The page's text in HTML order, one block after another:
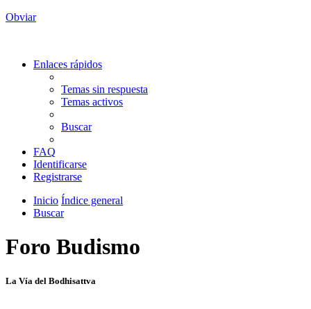
Obviar
Enlaces rápidos
Temas sin respuesta
Temas activos
Buscar
FAQ
Identificarse
Registrarse
Inicio Índice general
Buscar
Foro Budismo
La Vía del Bodhisattva